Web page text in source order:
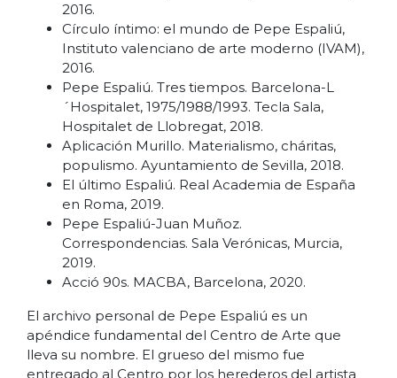
2016.
Círculo íntimo: el mundo de Pepe Espaliú,
Instituto valenciano de arte moderno (IVAM),
2016.
Pepe Espaliú. Tres tiempos. Barcelona-L
´Hospitalet, 1975/1988/1993. Tecla Sala,
Hospitalet de Llobregat, 2018.
Aplicación Murillo. Materialismo, cháritas,
populismo. Ayuntamiento de Sevilla, 2018.
El último Espaliú. Real Academia de España
en Roma, 2019.
Pepe Espaliú-Juan Muñoz.
Correspondencias. Sala Verónicas, Murcia,
2019.
Acció 90s. MACBA, Barcelona, 2020.
El archivo personal de Pepe Espaliú es un
apéndice fundamental del Centro de Arte que
lleva su nombre. El grueso del mismo fue
entregado al Centro por los herederos del artista